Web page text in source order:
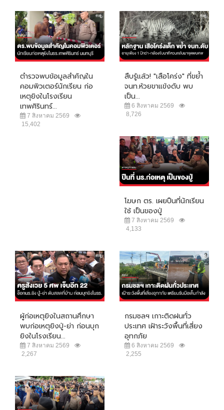
ตำรวจพบข้อมูลสำคัญใน
คอมพิวเตอร์นักเรียน ก่อ
เหตุยิงในโรงเรียน
เทพศิรินทร์...
7 สิงหาคม 2569
15,402
สืบรู้แล้ว! "เสือโคร่ง" ที่ขย้ำ
จนท.ห้วยขาแข้งดับ พบ
เป็น...
6 สิงหาคม 2569
8,726
โฆษก ตร. เผยปืนที่นักเรียน
ใช้ เป็นของปู่
7 สิงหาคม 2569
4,133
ผู้ก่อเหตุยิงในสถานศึกษา
พบก่อเหตุยิงปู่-ย่า ก่อนบุก
ยิงในโรงเรียน...
7 สิงหาคม 2569
2,267
กรมชลฯ เกาะติดฝนทั่ว
ประเทศ เฝ้าระวังพื้นที่เสี่ยง
อุทกภัย
6 สิงหาคม 2569
2,255